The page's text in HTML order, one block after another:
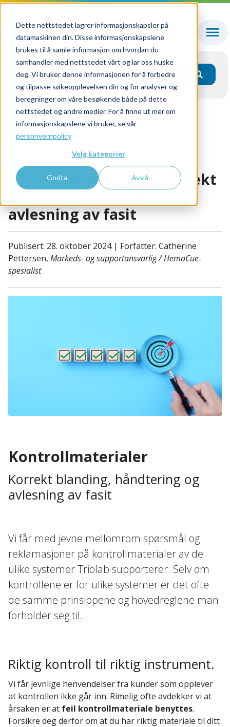
Dette nettstedet lagrer informasjonskapsler på
datamaskinen din. Disse informasjonskapslene
brukes til å samle informasjon om hvordan du
samhandler med nettstedet vårt og lar oss huske
deg. Vi bruker denne informasjonen for å forbedre
og tilpasse søkeopplevelsen din og for analyser og
beregninger om våre besøkende både på dette
nettstedet og andre medier. For å finne ut mer om
informasjonskapslene vi bruker, se vår
personvernpolicy
Velg kategorier
Godta Avslå
Fagområder
Primærhelsetjenesten
Prøvetakingsprosedyrer
Kontrollmaterialer - korrekt blanding, håndtering og
Kontrollmaterialer - korrekt
blanding, håndtering og
avlesning av fasit
Publisert: 28. oktober 2024 | Forfatter: Catherine
Pettersen, Markeds- og supportansvarlig / HemoCue-
spesialist
Kontrollmaterialer
Korrekt blanding, håndtering og
avlesning av fasit
Vi får med jevne mellomrom spørsmål og
reklamasjoner på kontrollmaterialer av de
ulike systemer Triolab supporterer. Selv om
kontrollene er for ulike systemer er det ofte
de samme prinsippene og hovedreglene man
forholder seg til.
Riktig kontroll til riktig instrument.
Vi får jevnlige henvendelser fra kunder som opplever
at kontrollen ikke går inn. Rimelig ofte avdekker vi at
årsaken er at feil kontrollmateriale benyttes.
Forsikre deg derfor om at du har riktig materiale til ditt